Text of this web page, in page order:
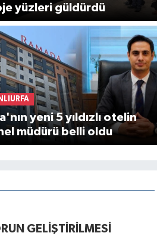
yüzleri güldürdü
yeni 5 yıldızlı otelin
müdürü belli oldu
GELİŞTİRİLMESİ